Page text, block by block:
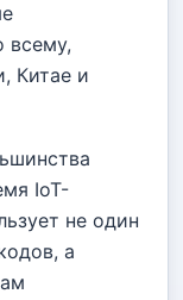
всему,
Китае и
IoT-
не один
а